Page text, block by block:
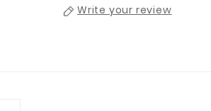
Write your review